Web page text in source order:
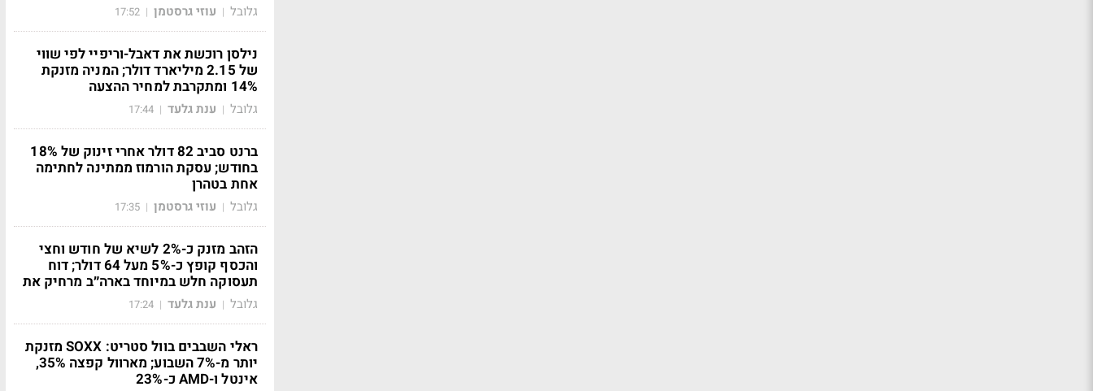
גלובל | עוזי גרסטמן |
17:52
נילסן רוכשת את דאבל-וריפיי לפי שווי
של 2.15 מיליארד דולר; המניה מזנקת
14% ומתקרבת למחיר ההצעה
גלובל | ענת גלעד |
17:44
ברנט סביב 82 דולר אחרי זינוק של 18%
בחודש; עסקת הורמוז ממתינה לחתימה
אחת בטהרן
גלובל | עוזי גרסטמן |
17:35
הזהב מזנק כ-2% לשיא של חודש וחצי
והכסף קופץ כ-5% מעל 64 דולר; דוח
תעסוקה חלש במיוחד בארה״ב מרחיק את
גלובל | ענת גלעד |
17:24
ראלי השבבים בוול סטריט: SOXX מזנקת
יותר מ-7% השבוע; מארוול קפצה 35%,
אינטל ו-AMD כ-23%